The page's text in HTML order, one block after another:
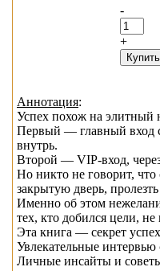
-
+
Аннотация:
Успех похож на элитный
Первый — главный вход с
внутрь.
Второй — VIP-вход,
Но никто не говорит, что
закрытую дверь,
Именно об этом
тех, кто добился цели,
Эта книга — секрет
Увлекательные
Личные инсайты и